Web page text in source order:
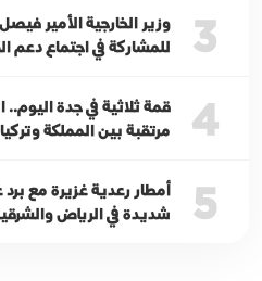
3
وزير الخارجية الأمير
للمشاركة في اجتماع دعم
4
قمة ثلاثية في جدة
مرتقبة بين المملكة
5
أمطار رعدية غزيرة مع
شديدة في الرياض